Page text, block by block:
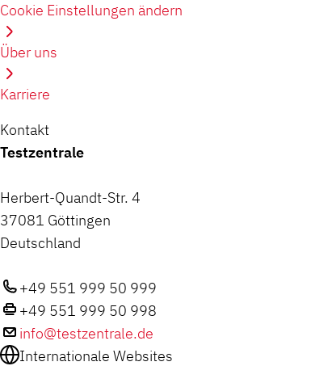
Cookie Einstellungen ändern
Über uns
Karriere
Kontakt
Testzentrale
Herbert-Quandt-Str. 4
37081 Göttingen
Deutschland
+49 551 999 50 999
+49 551 999 50 998
info@testzentrale.de
Internationale Websites